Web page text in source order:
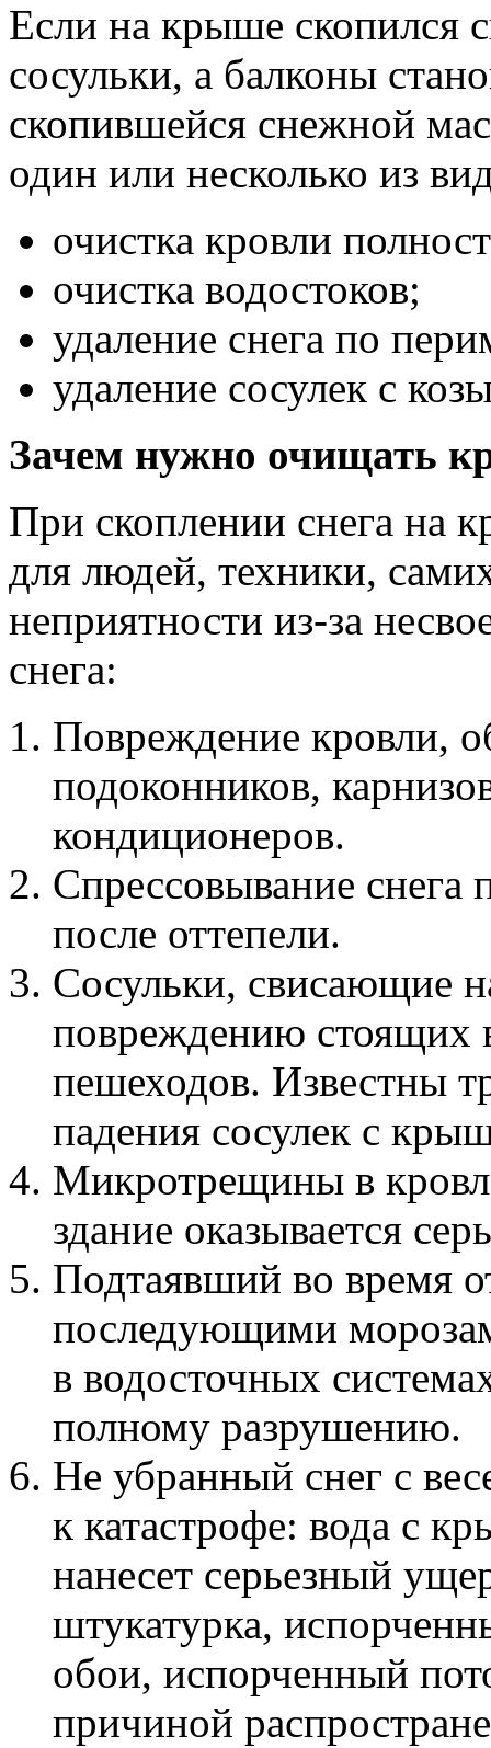
Если на крыше скопился
сосульки, а балконы
скопившейся снежной
один или несколько из
очистка кровли
очистка водостоков;
удаление снега по
удаление сосулек с
Зачем нужно очищать
При скоплении снега на
для людей, техники,
неприятности из-за
снега:
Повреждение кровли,
подоконников,
кондиционеров.
Спрессовывание снега
после оттепели.
Сосульки, свисающие
повреждению стоящих
пешеходов. Известны
падения сосулек с
Микротрещины в
здание оказывается
Подтаявший во время
последующими
в водосточных
полному разрушению.
Не убранный снег с
к катастрофе: вода с
нанесет серьезный
штукатурка,
обои, испорченный
причиной